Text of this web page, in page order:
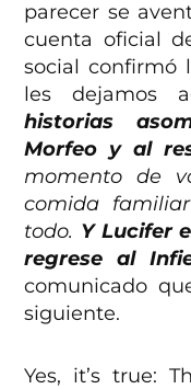
parecer se
cuenta oficial
social confirmó
les dejamos
historias
Morfeo y al
momento de
comida
todo. Y Lucifer
regrese al
comunicado
siguiente.
Yes, it’s true: